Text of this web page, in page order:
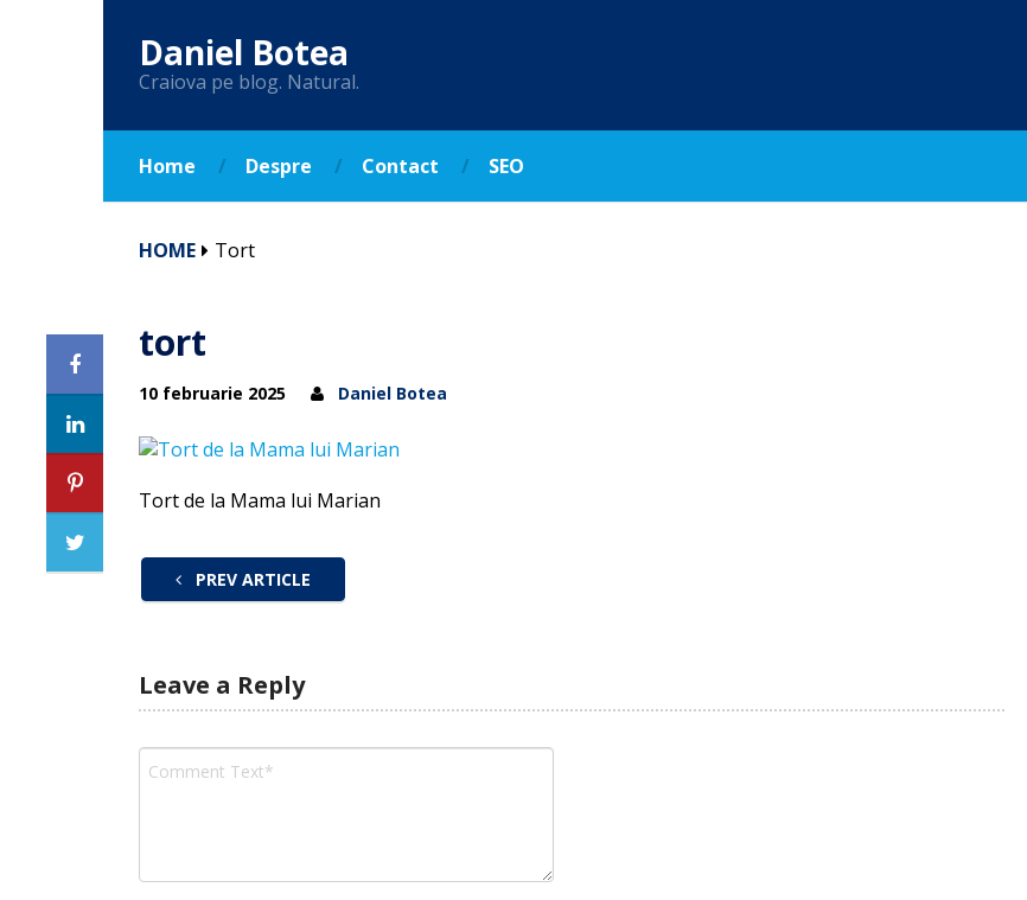
Daniel Botea
Craiova pe blog. Natural.
Home Despre Contact SEO
HOME Tort
tort
10 februarie 2025 Daniel Botea
Tort de la Mama lui Marian
PREV ARTICLE
Leave a Reply